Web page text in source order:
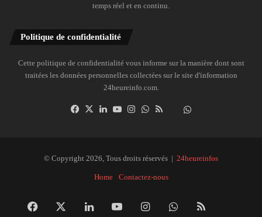
temps réel et en continu.
Politique de confidentialité
Cette politique de confidentialité vous informe sur la manière dont sont
traitées les données personnelles collectées sur le site d'information
24heureinfo.com.
Facebook
X LinkedinYouTubeInstagramWhatsAppDailymotion
© Copyright 2026, Tous droits réservés | 24heureinfos
Home Contactez-nous
Facebook LinkedinYouTubeInstagramWhatsApp
RSS